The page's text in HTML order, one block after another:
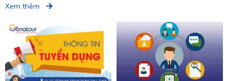
Xem thêm